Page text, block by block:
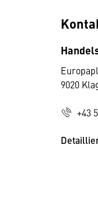
9020
+43